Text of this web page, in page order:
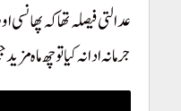
عدالتی فیصلہ تھا کہ
جرمانہ ادا نہ کیا تو چھ ماہ